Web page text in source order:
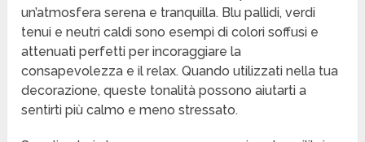
un’atmosfera serena e tranquilla. Blu pallidi, verdi
tenui e neutri caldi sono esempi di colori soffusi e
attenuati perfetti per incoraggiare la
consapevolezza e il relax. Quando utilizzati nella tua
decorazione, queste tonalità possono aiutarti a
sentirti più calmo e meno stressato.